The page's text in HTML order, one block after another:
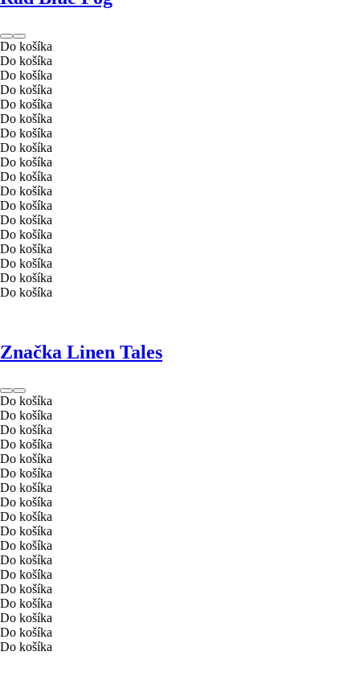
Do košíka
Do košíka
Do košíka
Do košíka
Do košíka
Do košíka
Do košíka
Do košíka
Do košíka
Do košíka
Do košíka
Do košíka
Do košíka
Do košíka
Do košíka
Do košíka
Do košíka
Do košíka
Značka Linen Tales
Do košíka
Do košíka
Do košíka
Do košíka
Do košíka
Do košíka
Do košíka
Do košíka
Do košíka
Do košíka
Do košíka
Do košíka
Do košíka
Do košíka
Do košíka
Do košíka
Do košíka
Do košíka